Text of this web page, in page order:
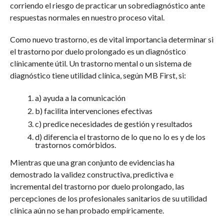
corriendo el riesgo de practicar un sobrediagnóstico ante
respuestas normales en nuestro proceso vital.
Como nuevo trastorno, es de vital importancia determinar si
el trastorno por duelo prolongado es un diagnóstico
clínicamente útil. Un trastorno mental o un sistema de
diagnóstico tiene utilidad clínica, según MB First, si:
a) ayuda a la comunicación
b) facilita intervenciones efectivas
c) predice necesidades de gestión y resultados
d) diferencia el trastorno de lo que no lo es y de los
trastornos comórbidos.
Mientras que una gran conjunto de evidencias ha
demostrado la validez constructiva, predictiva e
incremental del trastorno por duelo prolongado, las
percepciones de los profesionales sanitarios de su utilidad
clínica aún no se han probado empíricamente.